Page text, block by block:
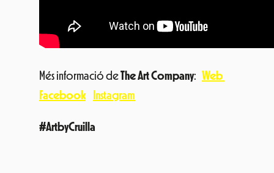
Més informació deThe Art Company: Web
Facebook
Instagram
#ArtbyCruilla